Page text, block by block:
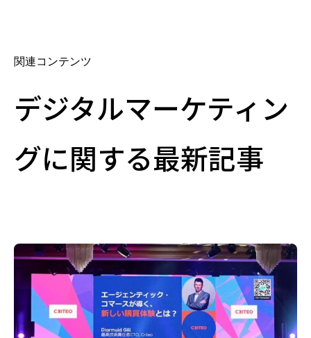
関連コンテンツ
デジタルマーケティン
グに関する最新記事